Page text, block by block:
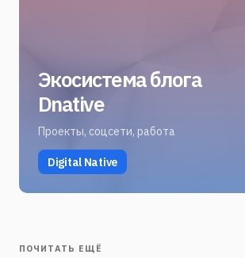
Экосистема блога
Dnative
Проекты, соцсети, работа
Digital Native
ПОЧИТАТЬ ЕЩЁ